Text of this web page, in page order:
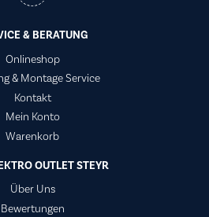
& BERATUNG
Onlineshop
& Montage Service
Kontakt
Mein Konto
Warenkorb
OUTLET STEYR
Über Uns
Bewertungen